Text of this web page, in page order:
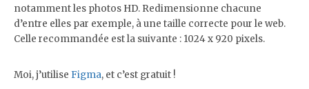
notamment les photos HD. Redimensionne chacune
d’entre elles par exemple, à une taille correcte pour le web.
Celle recommandée est la suivante : 1024 x 920 pixels.
Moi, j’utilise Figma, et c’est gratuit !